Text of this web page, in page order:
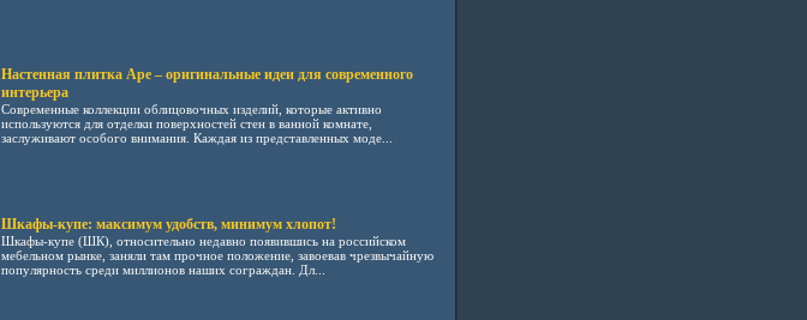
Настенная плитка Ape – оригинальные идеи для современного
интерьера
Современные коллекции облицовочных изделий, которые активно
используются для отделки поверхностей стен в ванной комнате,
заслуживают особого внимания. Каждая из представленных моде...
Шкафы-купе: максимум удобств, минимум хлопот!
Шкафы-купе (ШК), относительно недавно появившись на российском
мебельном рынке, заняли там прочное положение, завоевав чрезвычайную
популярность среди миллионов наших сограждан. Дл...